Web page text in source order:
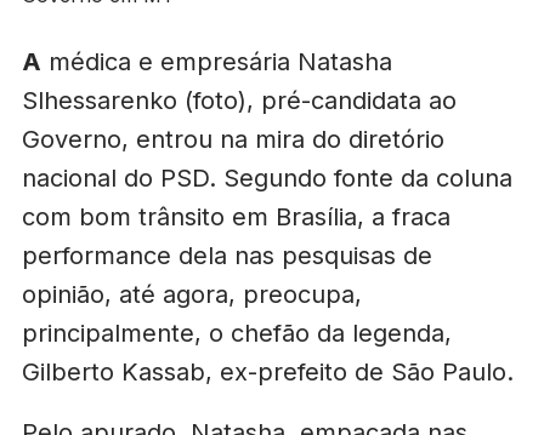
A médica e empresária Natasha
Slhessarenko (foto), pré-candidata ao
Governo, entrou na mira do diretório
nacional do PSD. Segundo fonte da coluna
com bom trânsito em Brasília, a fraca
performance dela nas pesquisas de
opinião, até agora, preocupa,
principalmente, o chefão da legenda,
Gilberto Kassab, ex-prefeito de São Paulo.